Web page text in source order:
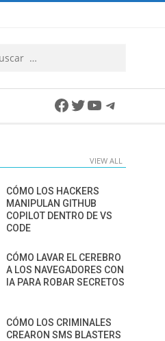
Facebook
Twitter
YouTube
VIEW ALL
CÓMO LOS HACKERS
MANIPULAN GITHUB
COPILOT DENTRO DE VS
CODE
CÓMO LAVAR EL CEREBRO
A LOS NAVEGADORES CON
IA PARA ROBAR SECRETOS
CÓMO LOS CRIMINALES
CREARON SMS BLASTERS